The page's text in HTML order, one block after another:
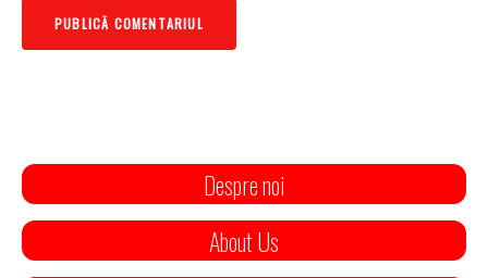
Despre noi
About Us